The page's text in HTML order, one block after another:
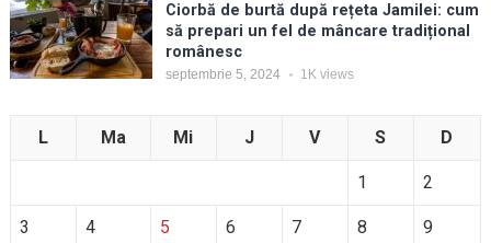
Ciorbă de burtă după rețeta Jamilei: cum
să prepari un fel de mâncare tradițional
românesc
septembrie 5, 2024 1Kviews
L Ma Mi J V S D
1 2
3 4 5 6 7 8 9